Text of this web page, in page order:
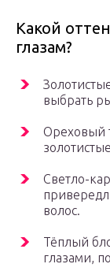
Какой
глазам?
выбрать
Ореховый
Светло-
волос.
Тёплый
глазами,